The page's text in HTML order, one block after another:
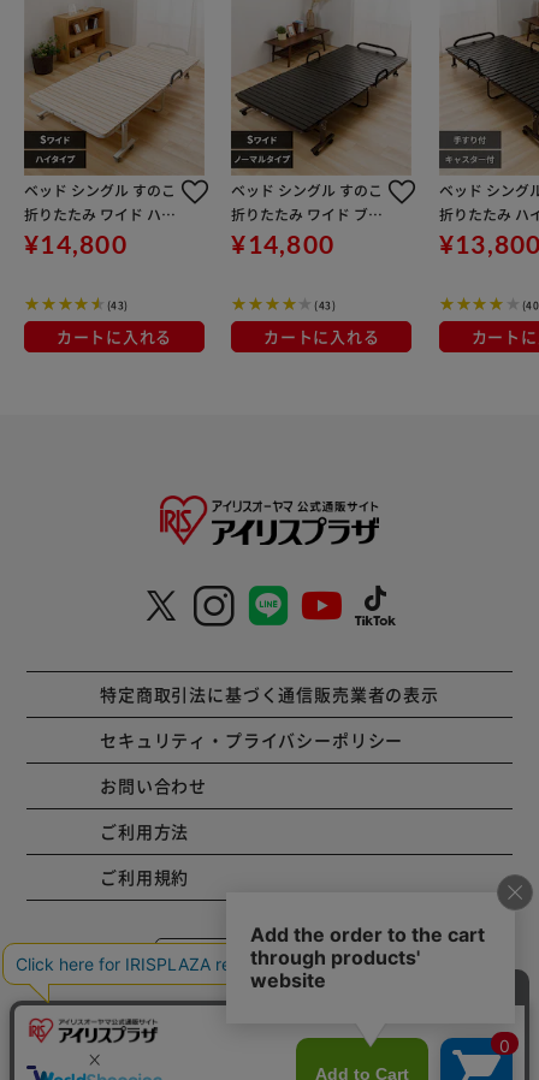
ベッド シングル すのこ
折りたたみ ワイド ハイ
タイプ ナチュラル
¥14,800
(43)
カートに入れる
ベッド シングル すのこ
折りたたみ ワイド ブラ
ウン
¥14,800
(43)
カートに入れる
ベッド シング
折りたたみ ハ
ブラウン
カート
特定商取引法に基づく通信販売業者の表示
セキュリティ・プライバシーポリシー
お問い合わせ
ご利用方法
ご利用規約
コーポレートサイト
Copyright © 2001 IRISPLAZA. ALL Rights Reserved.